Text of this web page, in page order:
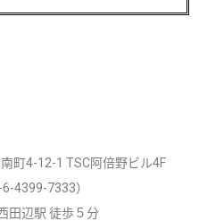
町4-12-1 TSC阿倍野ビル4F
4399-7333）
田辺駅 徒歩５分